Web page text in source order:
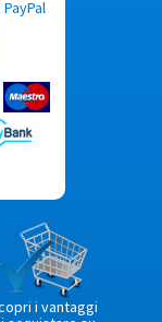
i vantaggi